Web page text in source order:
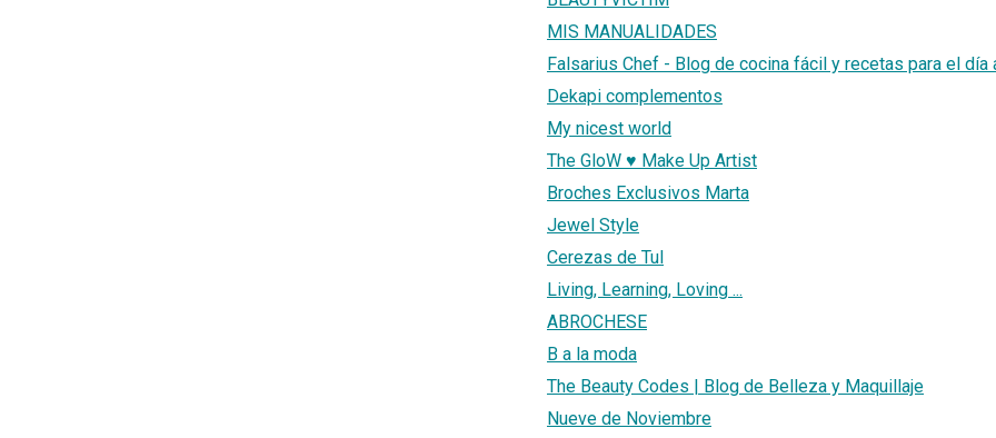
MIS MANUALIDADES
Falsarius Chef - Blog de cocina fácil y recetas para el día
Dekapi complementos
My nicest world
The GloW ♥ Make Up Artist
Broches Exclusivos Marta
Jewel Style
Cerezas de Tul
Living, Learning, Loving ...
ABROCHESE
B a la moda
The Beauty Codes | Blog de Belleza y Maquillaje
Nueve de Noviembre